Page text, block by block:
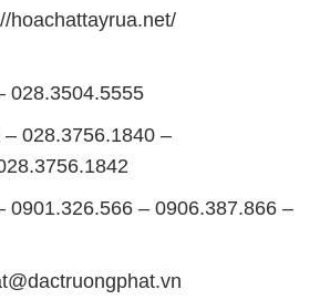
hoachattayrua.net/
028.3504.5555
028.3756.1840 –
0901.326.566 – 0906.387.866 –